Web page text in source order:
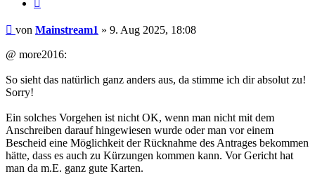
Beitrag
von Mainstream1 » 9. Aug 2025, 18:08
@ more2016:
So sieht das natürlich ganz anders aus, da stimme ich dir absolut zu!
Sorry!
Ein solches Vorgehen ist nicht OK, wenn man nicht mit dem
Anschreiben darauf hingewiesen wurde oder man vor einem
Bescheid eine Möglichkeit der Rücknahme des Antrages bekommen
hätte, dass es auch zu Kürzungen kommen kann. Vor Gericht hat
man da m.E. ganz gute Karten.